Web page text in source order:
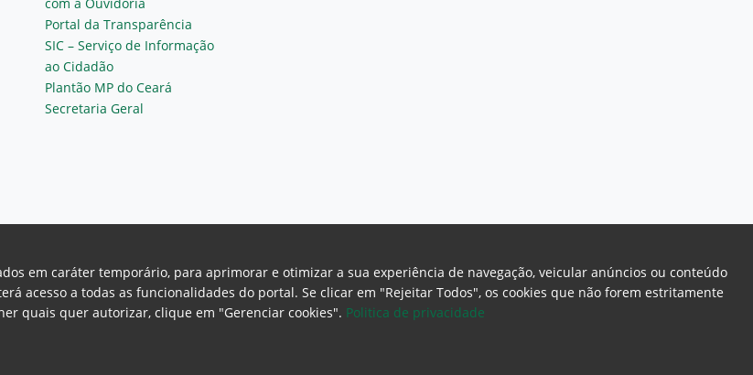
Portal da Transparência
SIC – Serviço de Informação
ao Cidadão
Plantão MP do Ceará
Secretaria Geral
Geral de Justiça
- CEP: 60.822-325
em caráter temporário, para aprimorar e otimizar a sua experiência de navegação, veicular anúncios ou conteúdo
acesso a todas as funcionalidades do portal. Se clicar em "Rejeitar Todos", os cookies que não forem estritamente
quais quer autorizar, clique em "Gerenciar cookies". Politica de privacidade